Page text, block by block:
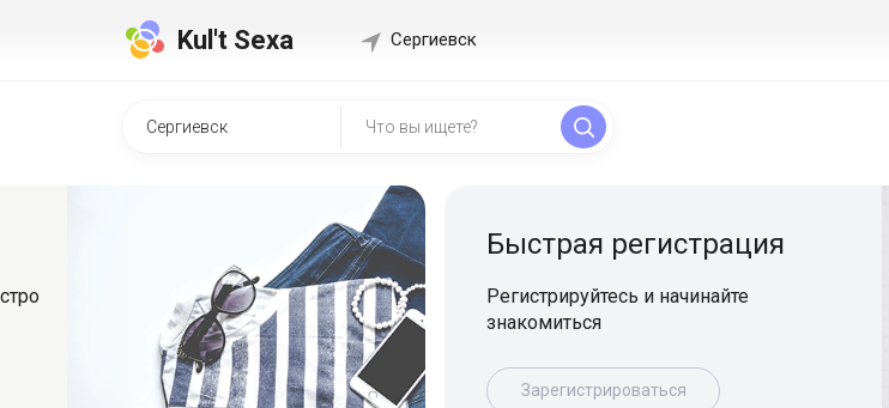
Kul't Sexa Сергиевск
Быстрая регистрация
Регистрируйтесь и начинайте
знакомиться
Зарегистрироваться